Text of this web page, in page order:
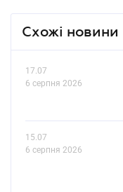
Схожі новини
17.07
6 серпня 2026
15.07
6 серпня 2026